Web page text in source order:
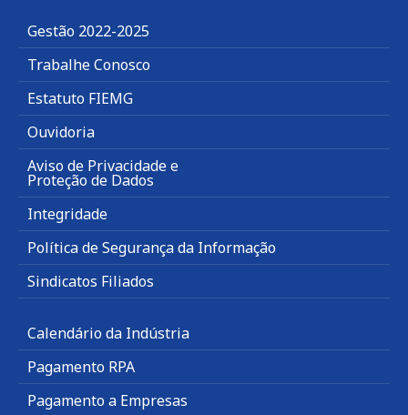
Gestão 2022-2025
Trabalhe Conosco
Estatuto FIEMG
Ouvidoria
Aviso de Privacidade e
Proteção de Dados
Integridade
Política de Segurança da Informação
Sindicatos Filiados
Calendário da Indústria
Pagamento RPA
Pagamento a Empresas